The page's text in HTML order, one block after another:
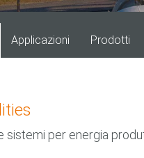
Applicazioni Prodotti
sistemi per energia